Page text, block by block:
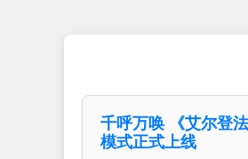
千呼万唤 《艾尔登
模式正式上线